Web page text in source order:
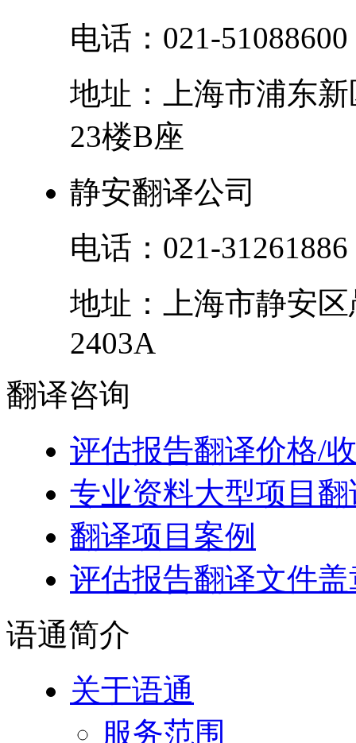
电话： 021-51088600
地址：
上海市浦东新
23楼B座
静安翻译公司
电话： 021-31261886
地址：
上海市静安区
2403A
翻译咨询
评估报告翻译价格/
专业资料大型项目翻
翻译项目案例
评估报告翻译文件盖
语通简介
关于语通
服务范围